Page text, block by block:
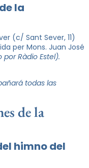
la
(c/ Sant Sever, 11)
per Mons. Juan José
Ràdio Estel).
todas las
de la
himno del